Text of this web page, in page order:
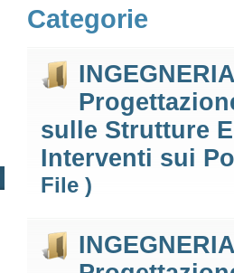
Categorie
sulle Strutture
Interventi sui
File )